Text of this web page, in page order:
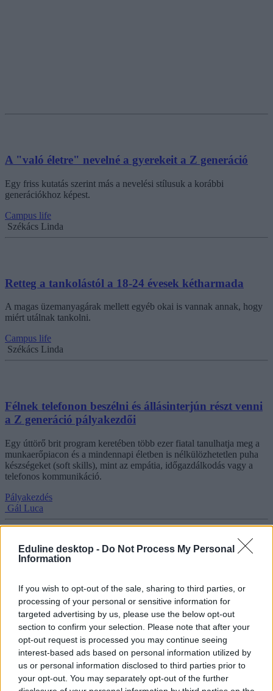
Eduline desktop - Do Not Process My Personal
Information
If you wish to opt-out of the sale, sharing to third parties, or
processing of your personal or sensitive information for
targeted advertising by us, please use the below opt-out
section to confirm your selection. Please note that after your
opt-out request is processed you may continue seeing
interest-based ads based on personal information utilized by
us or personal information disclosed to third parties prior to
your opt-out. You may separately opt-out of the further
A "való életre" nevelné a gyerekeit a Z generáció
Egy friss kutatás szerint más a nevelési stílusuk a korábbi
generációkhoz képest.
Campus life
Székács Linda
Retteg a tankolástól a 18-24 évesek kétharmada
A magas üzemanyagárak mellett egyéb okai is vannak annak, hogy
miért utálnak tankolni.
Campus life
Székács Linda
Félnek telefonon beszélni és állásinterjún részt venni
a Z generáció pályakezdői
Egy úttörő brit program keretében több ezer fiatal tanulhatja meg a
munkaerőpiacon és a mindennapi életben is nélkülözhetetlen puha
készségeket (soft skills), mint az empátia, időgazdálkodás vagy a
telefonos kommunikáció.
Pályakezdés
Gál Luca
A Z generáció számára hitelesebbek az influencerek
De a politikai kommunikációval és az agresszív közéleti
szereplőkkel szemben kritikusak. Manipulatívnak és hiteltelennek
tartják őket.
Campus life
Rodler Lili